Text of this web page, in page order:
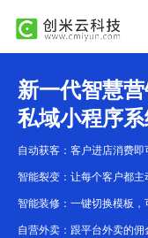
新一代智慧
私域小程序
自动获客：客户进店消费即
智能裂变：让每个客户都主
智能装修：一键切换模板，
自营外卖：跟平台外卖的佣